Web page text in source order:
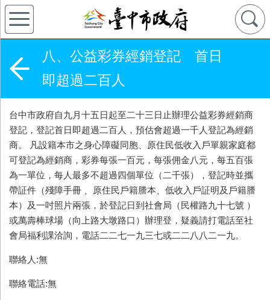
八、公益彩券經銷登記 首日
即超過二百人
台中市政府自九月十五日起至二十三日止辦理公益彩券經銷商
登記，登記首日即超過二百人，預估會超過一千人登記為經銷
商。 凡設籍本市之身心障礙同胞、原住民低收入戶單親家庭都
可登記為經銷商，彩券每張一百元，每張佣金八元，每五百張
為一單位，每人最多不超過四個單位（二千張），登記時並攜
帶証件（殘障手冊 、原住民戶籍謄本、低收入戶証明及戶籍謄
本）及一吋照片兩張，於登記日到社會局（民權路九十七號 ）
或萬壽棒球場（向上路大墩路口）辦理登，疑義請打電話至社
會局福利課洽詢，電話二二七一九三七或二二八八二一九。
聯絡人:無
聯絡電話:無